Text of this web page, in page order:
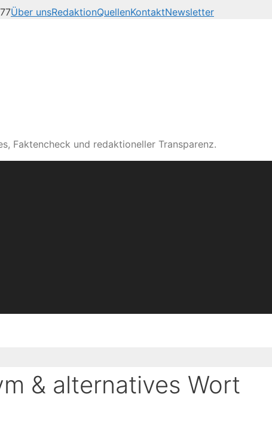
Über unsRedaktionQuellenKontaktNewsletter
Faktencheck und redaktioneller Transparenz.
& alternatives Wort